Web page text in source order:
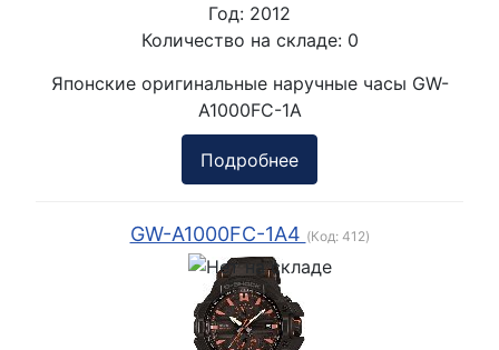
Год: 2012
Количество на складе: 0
Японские оригинальные наручные часы GW-
A1000FC-1A
Подробнее
GW-A1000FC-1A4 (Код: 412)